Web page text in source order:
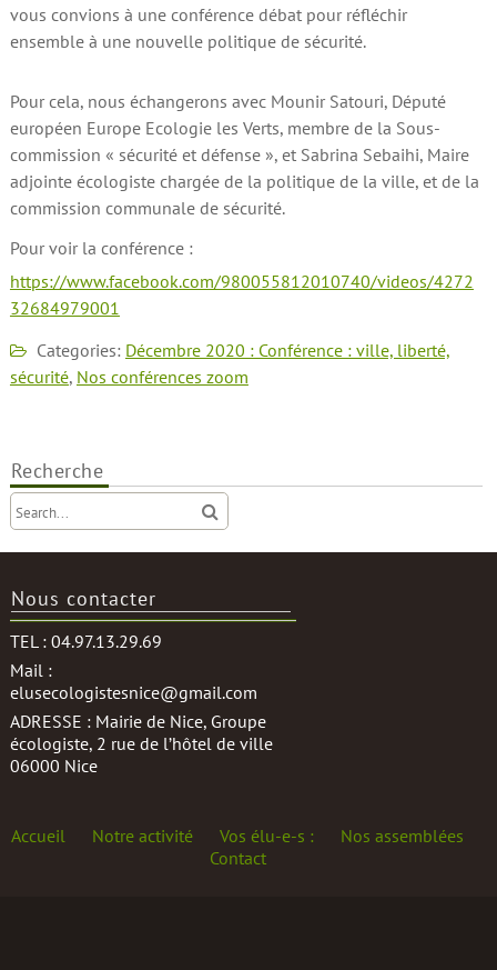
vous convions à une conférence débat pour réfléchir
ensemble à une nouvelle politique de sécurité.
Pour cela, nous échangerons avec Mounir Satouri, Député
européen Europe Ecologie les Verts, membre de la Sous-
commission « sécurité et défense », et Sabrina Sebaihi, Maire
adjointe écologiste chargée de la politique de la ville, et de la
commission communale de sécurité.
Pour voir la conférence :
https://www.facebook.com/980055812010740/videos/4272
32684979001
Categories: Décembre 2020 : Conférence : ville, liberté,
sécurité, Nos conférences zoom
Recherche
Nous contacter
TEL : 04.97.13.29.69
Mail :
elusecologistesnice@gmail.com
ADRESSE : Mairie de Nice, Groupe
écologiste, 2 rue de l’hôtel de ville
06000 Nice
Accueil Notre activité Vos élu-e-s :
Nos assemblées
Contact